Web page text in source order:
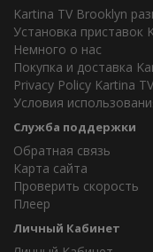
Kartina TV Brooklyn
Установка приставок
Немного о нас
Покупка и доставка
Privacy Policy Kartina
Условия
Служба поддержки
Обратная связь
Карта сайта
Проверить скорость
Плеер
Личный Кабинет